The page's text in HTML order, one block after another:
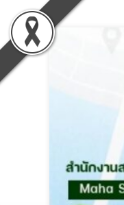
Skip
to
content